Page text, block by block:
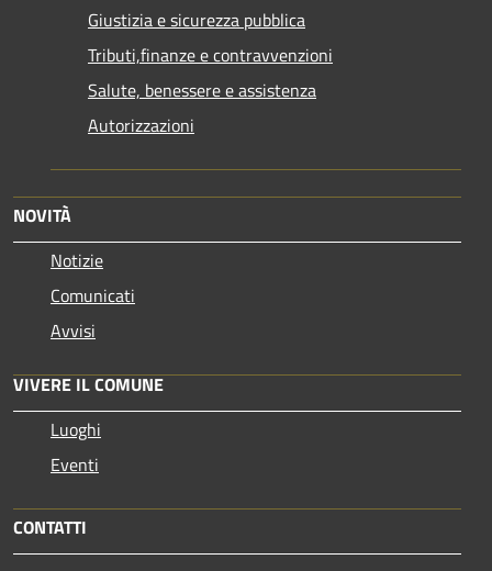
Giustizia e sicurezza pubblica
Tributi,finanze e contravvenzioni
Salute, benessere e assistenza
Autorizzazioni
NOVITÀ
Notizie
Comunicati
Avvisi
VIVERE IL COMUNE
Luoghi
Eventi
CONTATTI